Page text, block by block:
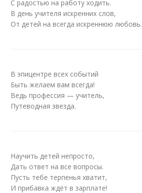
С радостью на работу ходить.
В день учителя искренних слов,
От детей на всегда искреннюю любовь.
В эпицентре всех событий
Быть желаем вам всегда!
Ведь профессия — учитель,
Путеводная звезда.
Научить детей непросто,
Дать ответ на все вопросы.
Пусть тебе терпенья хватит,
И прибавка ждёт в зарплате!